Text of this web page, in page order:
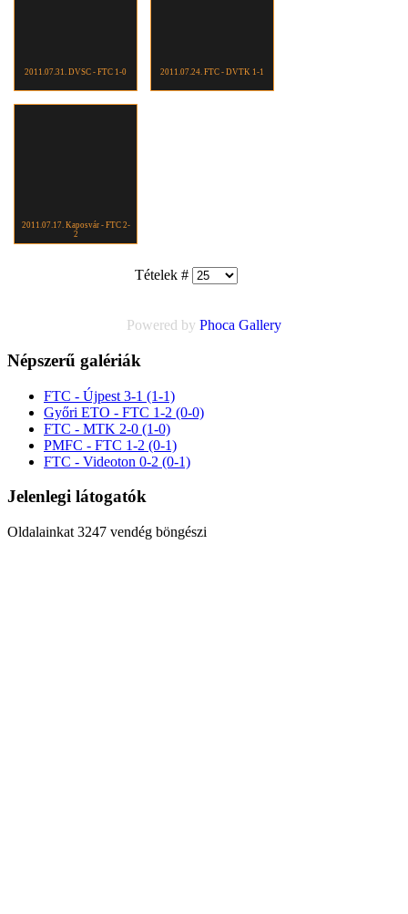
2011.07.31. DVSC - FTC 1-0 2011.07.24. FTC - DVTK 1-1
2011.07.17. Kaposvár - FTC 2-
2
Tételek #
Powered by Phoca Gallery
Népszerű galériák
FTC - Újpest 3-1 (1-1)
Győri ETO - FTC 1-2 (0-0)
FTC - MTK 2-0 (1-0)
PMFC - FTC 1-2 (0-1)
FTC - Videoton 0-2 (0-1)
Jelenlegi látogatók
Oldalainkat 3247 vendég böngészi